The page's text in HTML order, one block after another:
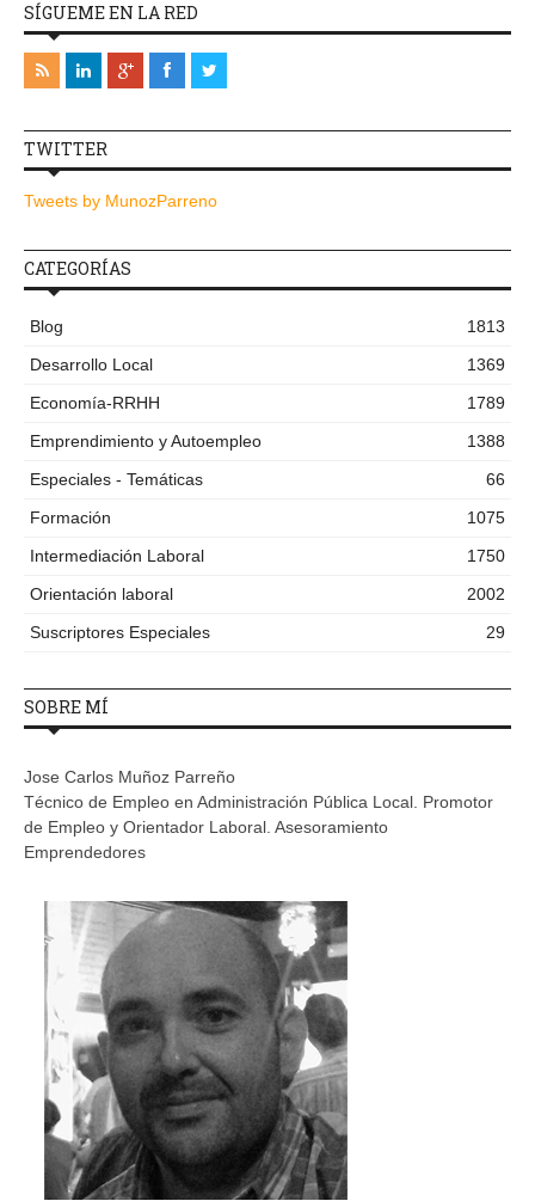
SÍGUEME EN LA RED
TWITTER
Tweets by MunozParreno
CATEGORÍAS
Blog
1813
Desarrollo Local
1369
Economía-RRHH
1789
Emprendimiento y Autoempleo
1388
Especiales - Temáticas
66
Formación
1075
Intermediación Laboral
1750
Orientación laboral
2002
Suscriptores Especiales
29
SOBRE MÍ
Jose Carlos Muñoz Parreño
Técnico de Empleo en Administración Pública Local. Promotor
de Empleo y Orientador Laboral. Asesoramiento
Emprendedores